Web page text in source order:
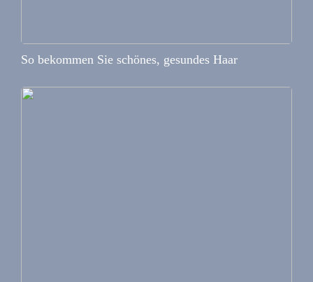
So bekommen Sie schönes, gesundes Haar